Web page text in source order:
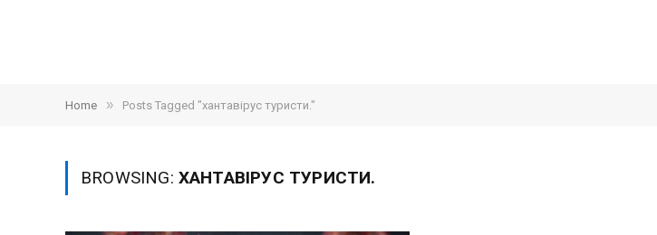
Home » Posts Tagged "хантавірус туристи."
BROWSING: ХАНТАВІРУС ТУРИСТИ.